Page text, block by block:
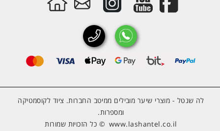
לה שנטל - מוצרי שיער מובילים ממיטב החברות. ציוד לקוסמטיקה
ומספרות.
www.lashantel.co.il © כל הזכויות שמורות